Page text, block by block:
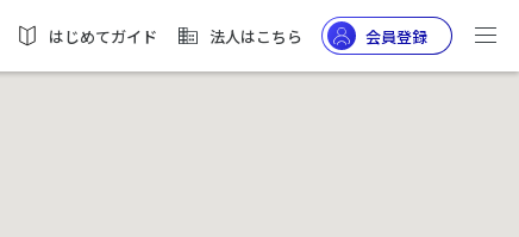
はじめてガイド 法人はこちら 会員登録